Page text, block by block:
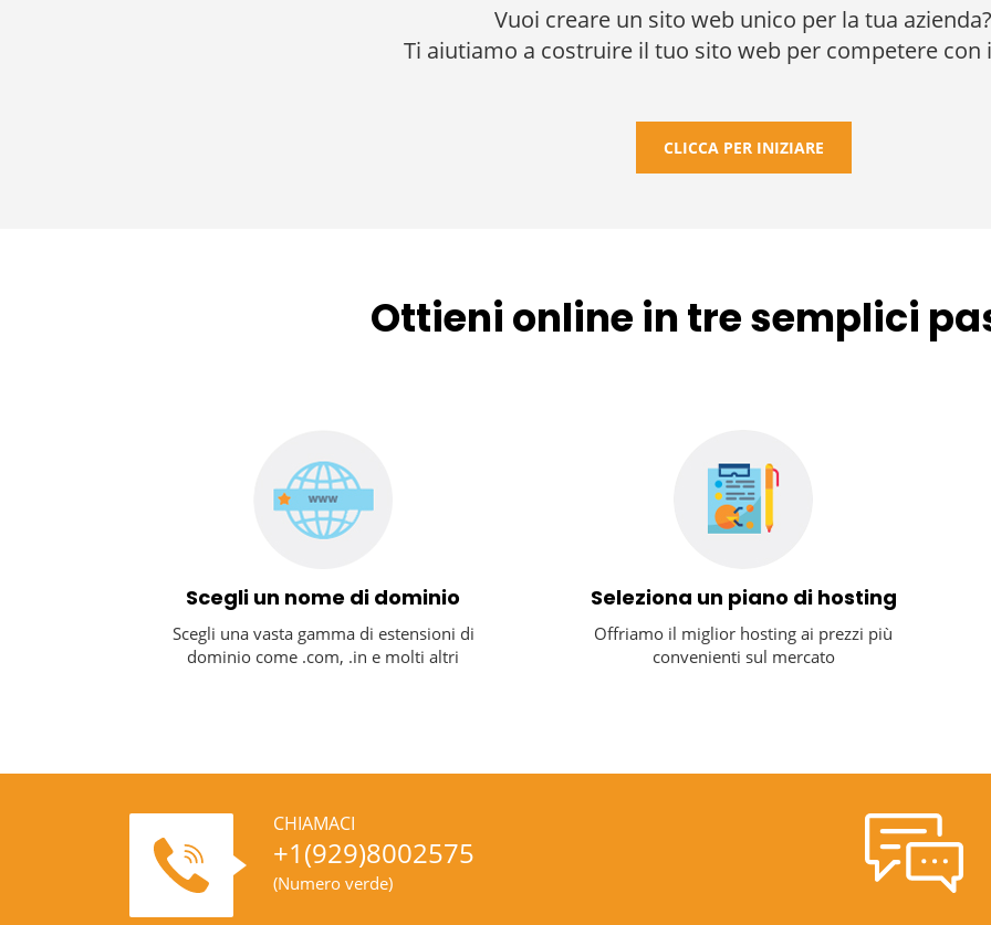
Vuoi creare un sito web unico per la tua azienda?
Ti aiutiamo a costruire il tuo sito web per competere con
CLICCA PER INIZIARE
Ottieni online in tre semplici
Scegli un nome di dominio
Scegli una vasta gamma di estensioni di
dominio come .com, .in e molti altri
Seleziona un piano di hosting
Offriamo il miglior hosting ai prezzi più
convenienti sul mercato
CHIAMACI
+1(929)8002575
(Numero verde)